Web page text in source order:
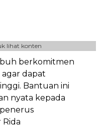
lihat konten
berkomitmen
dapat
Bantuan ini
nyata kepada